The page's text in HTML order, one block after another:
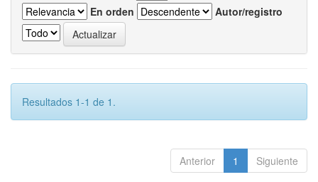
En orden
Autor/registro
Resultados 1-1 de 1.
Anterior 1 Siguiente